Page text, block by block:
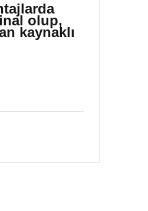
olup,
kaynaklı